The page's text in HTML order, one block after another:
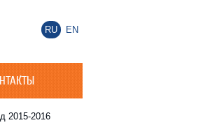
RU EN
2015-2016